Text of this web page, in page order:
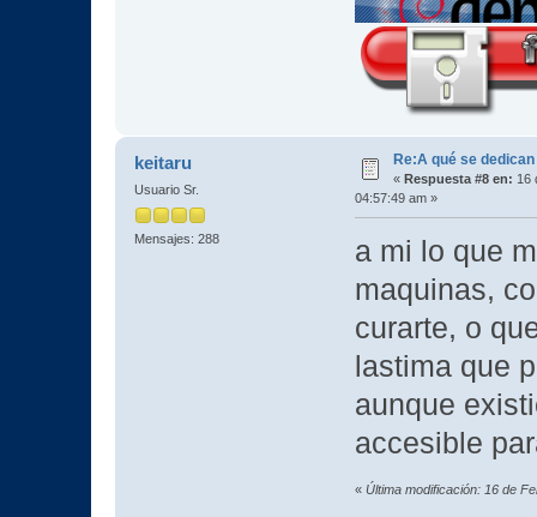
keitaru
Usuario Sr.
Mensajes: 288
Re:A qué se
« Respuesta #8 en: 16
04:57:49 am »
a mi lo que
maquinas,
curarte, o
lastima que
aunque
accesible
« Última modificación: 16 de